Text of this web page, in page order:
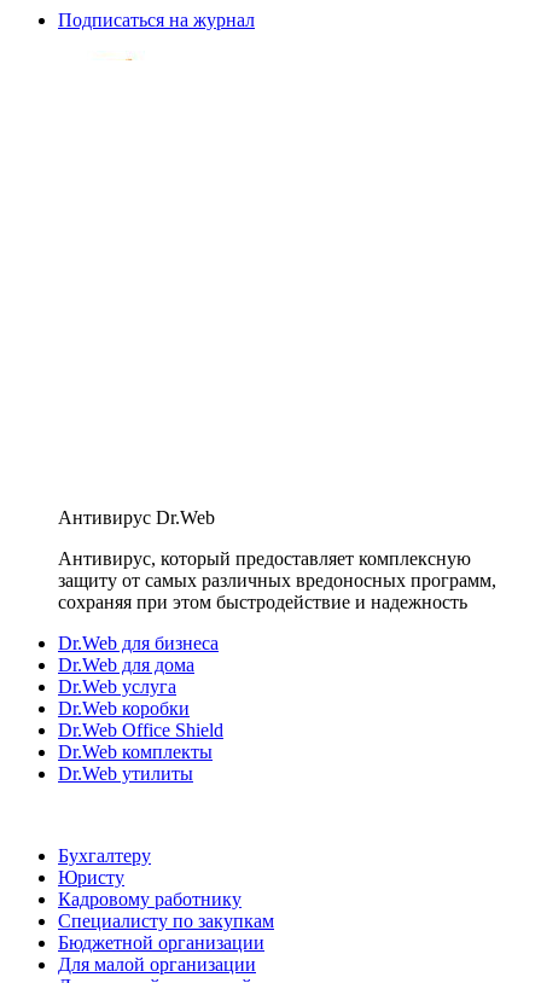
Подписаться на журнал
Антивирус Dr.Web
Антивирус, который предоставляет комплексную
защиту от самых различных вредоносных программ,
сохраняя при этом быстродействие и надежность
Dr.Web для бизнеса
Dr.Web для дома
Dr.Web услуга
Dr.Web коробки
Dr.Web Office Shield
Dr.Web комплекты
Dr.Web утилиты
Бухгалтеру
Юристу
Кадровому работнику
Специалисту по закупкам
Бюджетной организации
Для малой организации